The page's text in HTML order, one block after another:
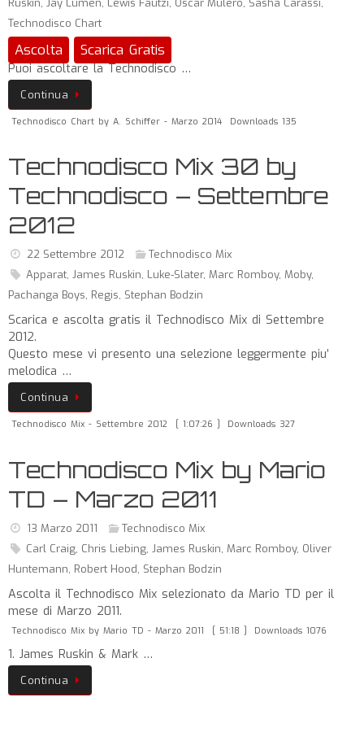
Ruskin, Jay Lumen, Lewis Fautzi, Oscar Mulero, Sasha Carassi,
Technodisco Chart
Ascolta Scarica Gratis
Puoi ascoltare la Technodisco …
Continua
Technodisco Chart by A. Schiffer - Marzo 2014 Downloads 135
Technodisco Mix 30 by
Technodisco – Settembre
2012
22 Settembre 2012
Technodisco Mix
Apparat, James Ruskin, Luke-Slater, Marc Romboy, Moby,
Pachanga Boys, Regis, Stephan Bodzin
Scarica e ascolta gratis il Technodisco Mix di Settembre
2012.
Questo mese vi presento una selezione leggermente piu’
melodica …
Continua
Technodisco Mix - Settembre 2012 [ 1:07:26 ] Downloads 327
Technodisco Mix by Mario
TD – Marzo 2011
13 Marzo 2011
Technodisco Mix
Carl Craig, Chris Liebing, James Ruskin, Marc Romboy, Oliver
Huntemann, Robert Hood, Stephan Bodzin
Ascolta il Technodisco Mix selezionato da Mario TD per il
mese di Marzo 2011.
Technodisco Mix by Mario TD - Marzo 2011 [ 51:18 ] Downloads 1076
1. James Ruskin & Mark …
Continua